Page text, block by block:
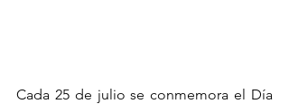
Cada 25 de julio se conmemora el Día